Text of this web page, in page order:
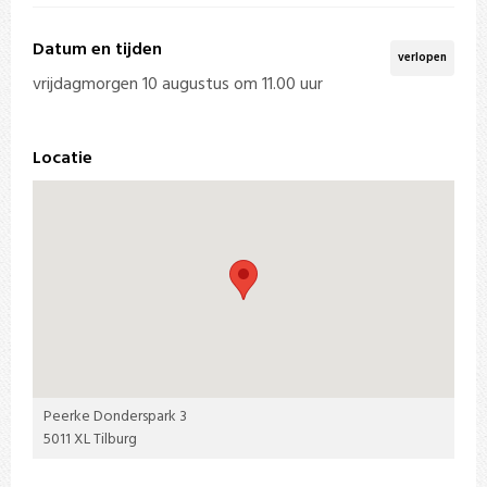
verlopen
Datum en tijden
vrijdagmorgen 10 augustus om 11.00 uur
Locatie
Peerke Donderspark 3
5011 XL Tilburg